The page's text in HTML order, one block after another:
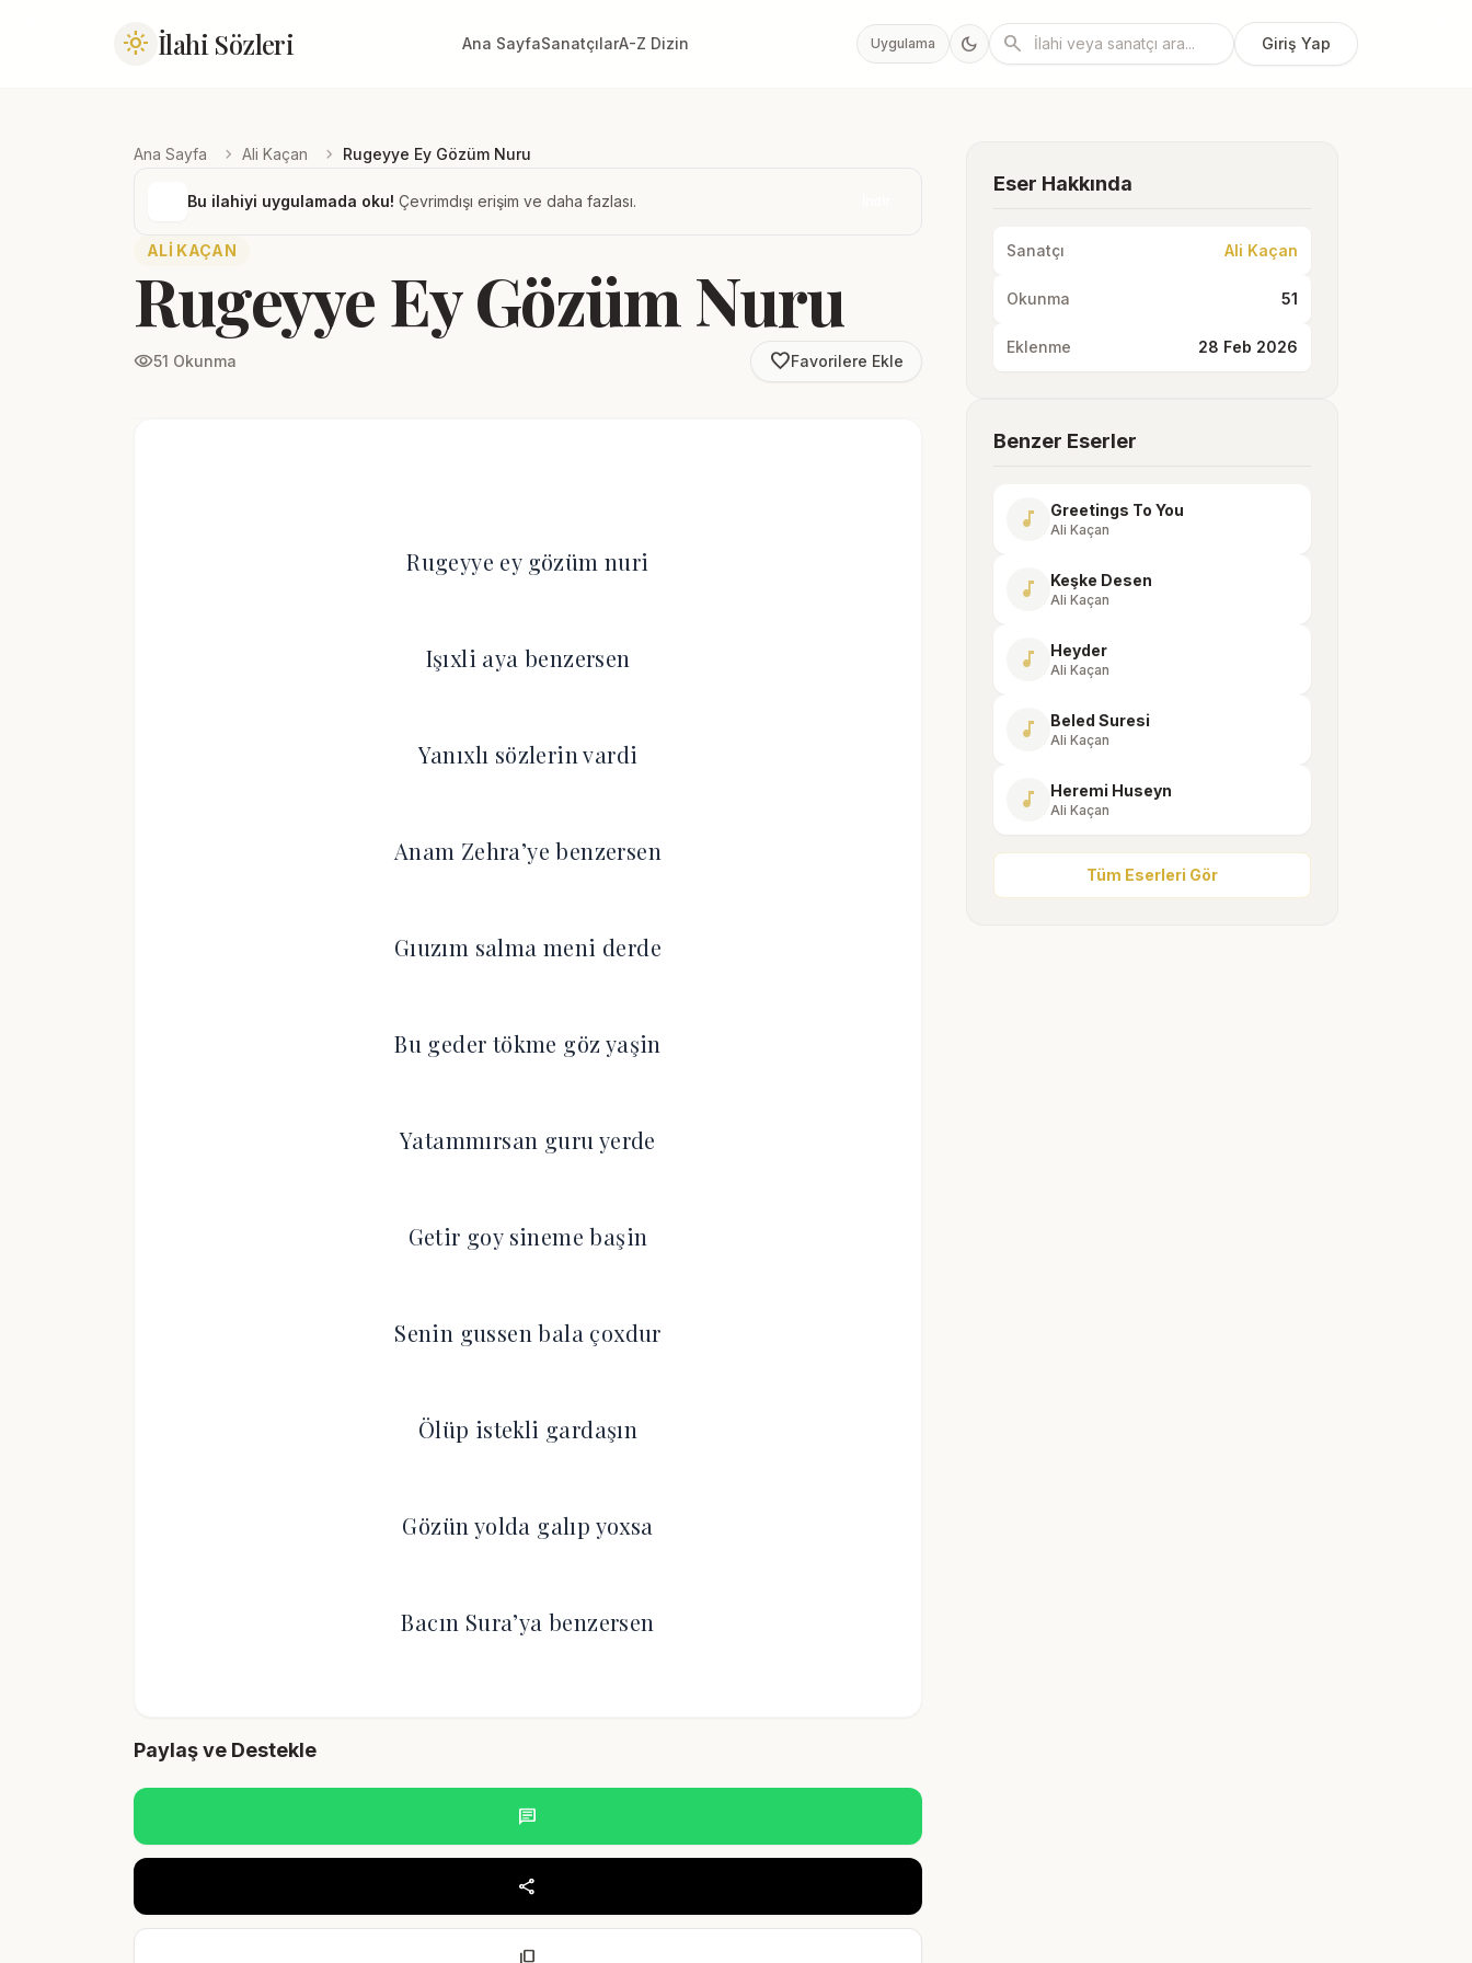
light_mode İlahi Sözleri Ana SayfaSanatçılarA-Z Dizin Uygulama dark_mode search Giriş Yap
Ana Sayfa chevron_right Ali Kaçan chevron_right Rugeyye Ey Gözüm Nuru
Bu ilahiyi uygulamada oku! Çevrimdışı erişim ve daha fazlası.
ALI KAÇAN
Rugeyye Ey Gözüm Nuru
visibility51 Okunma favorite_borderFavorilere Ekle
Rugeyye ey gözüm nuri
Işıxli aya benzersen
Yanıxlı sözlerin vardi
Anam Zehra’ye benzersen
Gıuzım salma meni derde
Bu geder tökme göz yaşin
Yatammırsan guru yerde
Getir goy sineme başin
Senin gussen bala çoxdur
Ölüp istekli gardaşın
Gözün yolda galıp yoxsa
Bacın Sura’ya benzersen
Paylaş ve Destekle
chat
share
content_copy
Eser Hakkında
Sanatçı Ali Kaçan
Okunma 51
Eklenme 28 Feb 2026
Benzer Eserler
music_note Greetings To You
Ali Kaçan
music_note Keşke Desen
Ali Kaçan
music_note Heyder
Ali Kaçan
music_note Beled Suresi
Ali Kaçan
music_note Heremi Huseyn
Ali Kaçan
Tüm Eserleri Gör